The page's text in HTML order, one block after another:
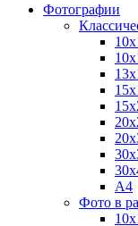
Фотографии
А4
Фото в